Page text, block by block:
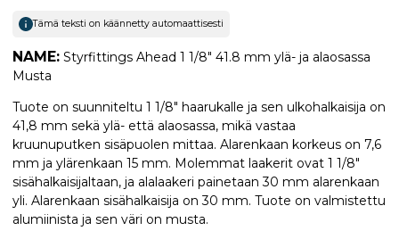
Tämä teksti on käännetty automaattisesti
NAME: Styrfittings Ahead 1 1/8" 41.8 mm ylä- ja alaosassa
Musta
Tuote on suunniteltu 1 1/8" haarukalle ja sen ulkohalkaisija on
41,8 mm sekä ylä- että alaosassa, mikä vastaa
kruunuputken sisäpuolen mittaa. Alarenkaan korkeus on 7,6
mm ja ylärenkaan 15 mm. Molemmat laakerit ovat 1 1/8"
sisähalkaisijaltaan, ja alalaakeri painetaan 30 mm alarenkaan
yli. Alarenkaan sisähalkaisija on 30 mm. Tuote on valmistettu
alumiinista ja sen väri on musta.